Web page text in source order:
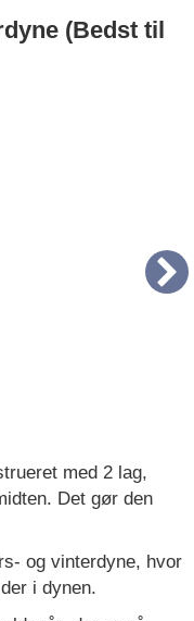
(Bedst til
med 2 lag,
Det gør den
og vinterdyne, hvor
i dynen.